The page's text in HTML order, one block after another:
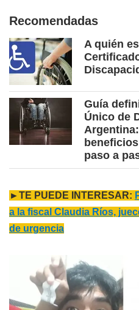
Recomendadas
A quién
Guía
Único de
paso a
►TE PUEDE INTERESAR:
a la fiscal Claudia Ríos,
de urgencia